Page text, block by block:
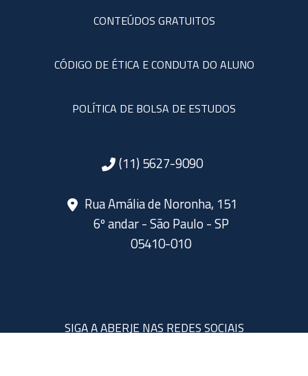
CONTEÚDOS GRATUITOS
CÓDIGO DE ÉTICA E CONDUTA DO ALUNO
POLÍTICA DE BOLSA DE ESTUDOS
(11) 5627-9090
Rua Amália de Noronha, 151
6º andar - São Paulo - SP
05410-010
SIGA A ABERJE NAS REDES SOCIAIS